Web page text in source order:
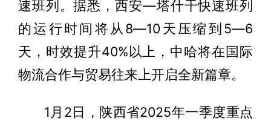
速班列。据悉，西安—塔什干快速班列
的运行时间将从8—10天压缩到5—6
天，时效提升40%以上，中哈将在国际
物流合作与贸易往来上开启全新篇章。
1月2日，陕西省2025年一季度重点